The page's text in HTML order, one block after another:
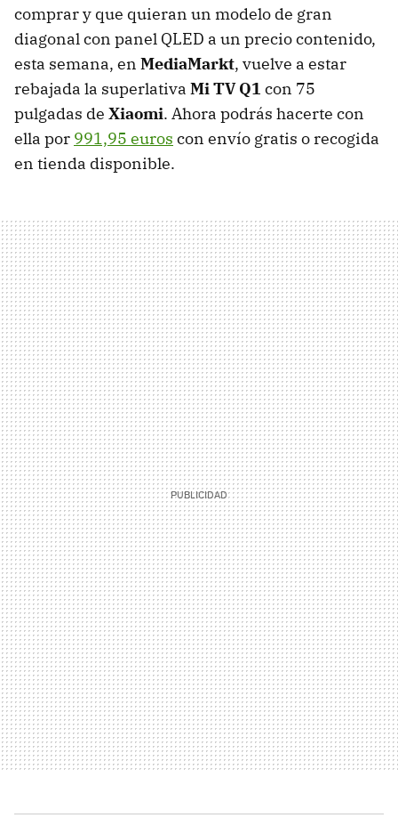
comprar y que quieran un modelo de gran
diagonal con panel QLED a un precio contenido,
esta semana, en MediaMarkt, vuelve a estar
rebajada la superlativa Mi TV Q1 con 75
pulgadas de Xiaomi. Ahora podrás hacerte con
ella por 991,95 euros con envío gratis o recogida
en tienda disponible.